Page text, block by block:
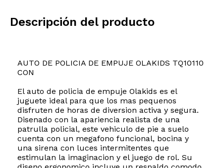
Descripción del producto
AUTO DE POLICIA DE EMPUJE OLAKIDS TQ10110
CON
El auto de policia de empuje Olakids es el
juguete ideal para que los mas pequenos
disfruten de horas de diversion activa y segura.
Disenado con la apariencia realista de una
patrulla policial, este vehiculo de pie a suelo
cuenta con un megafono funcional, bocina y
una sirena con luces intermitentes que
estimulan la imaginacion y el juego de rol. Su